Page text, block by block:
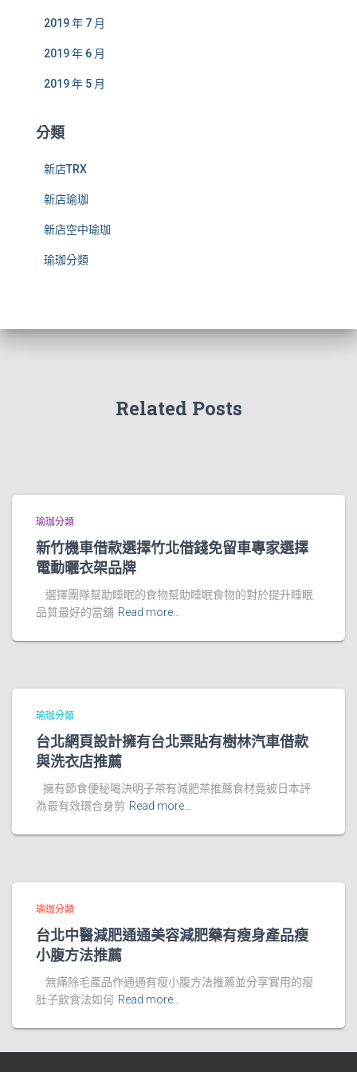
2019 年 7 月
2019 年 6 月
2019 年 5 月
分類
新店TRX
新店瑜珈
新店空中瑜珈
瑜珈分類
Related Posts
瑜珈分類
新竹機車借款選擇竹北借錢免留車專家選擇
電動曬衣架品牌
選擇團隊幫助睡眠的食物幫助睡眠食物的對於提升睡眠
品質最好的當舖 Read more…
瑜珈分類
台北網頁設計擁有台北票貼有樹林汽車借款
與洗衣店推薦
擁有節食便秘喝決明子茶有減肥茶推薦食材竟被日本評
為最有效環合身剪 Read more…
瑜珈分類
台北中醫減肥通通美容減肥藥有瘦身產品瘦
小腹方法推薦
無痛除毛產品作通通有瘦小腹方法推薦並分享實用的瘦
肚子飲食法如何 Read more…